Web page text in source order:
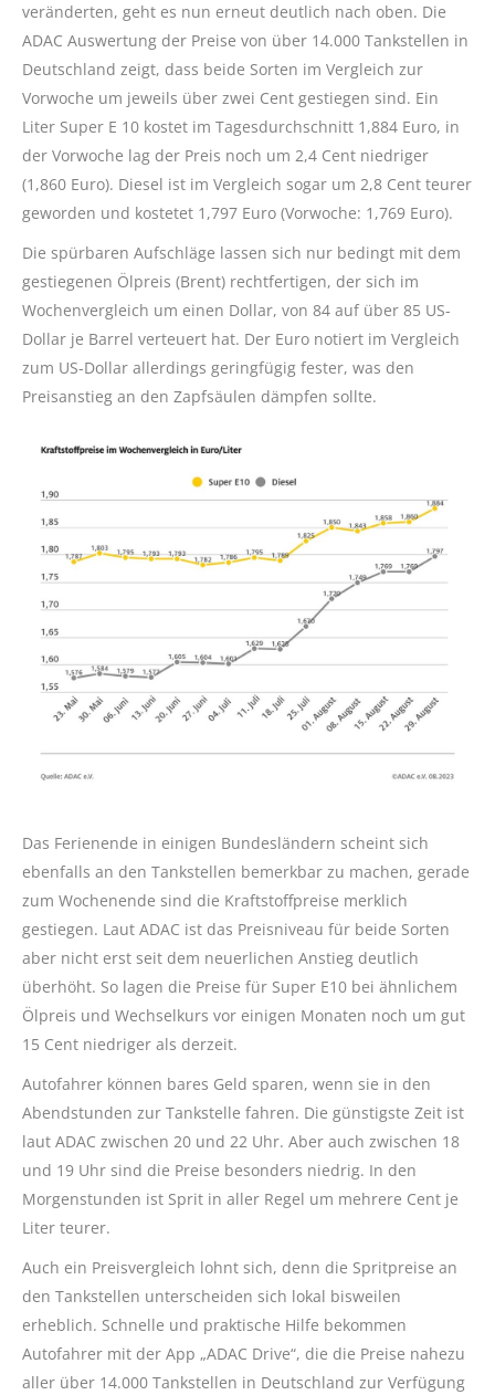
veränderten, geht es nun erneut deutlich nach oben. Die
ADAC Auswertung der Preise von über 14.000 Tankstellen in
Deutschland zeigt, dass beide Sorten im Vergleich zur
Vorwoche um jeweils über zwei Cent gestiegen sind. Ein
Liter Super E 10 kostet im Tagesdurchschnitt 1,884 Euro, in
der Vorwoche lag der Preis noch um 2,4 Cent niedriger
(1,860 Euro). Diesel ist im Vergleich sogar um 2,8 Cent teurer
geworden und kostetet 1,797 Euro (Vorwoche: 1,769 Euro).
Die spürbaren Aufschläge lassen sich nur bedingt mit dem
gestiegenen Ölpreis (Brent) rechtfertigen, der sich im
Wochenvergleich um einen Dollar, von 84 auf über 85 US-
Dollar je Barrel verteuert hat. Der Euro notiert im Vergleich
zum US-Dollar allerdings geringfügig fester, was den
Preisanstieg an den Zapfsäulen dämpfen sollte.
Das Ferienende in einigen Bundesländern scheint sich
ebenfalls an den Tankstellen bemerkbar zu machen, gerade
zum Wochenende sind die Kraftstoffpreise merklich
gestiegen. Laut ADAC ist das Preisniveau für beide Sorten
aber nicht erst seit dem neuerlichen Anstieg deutlich
überhöht. So lagen die Preise für Super E10 bei ähnlichem
Ölpreis und Wechselkurs vor einigen Monaten noch um gut
15 Cent niedriger als derzeit.
Autofahrer können bares Geld sparen, wenn sie in den
Abendstunden zur Tankstelle fahren. Die günstigste Zeit ist
laut ADAC zwischen 20 und 22 Uhr. Aber auch zwischen 18
und 19 Uhr sind die Preise besonders niedrig. In den
Morgenstunden ist Sprit in aller Regel um mehrere Cent je
Liter teurer.
Auch ein Preisvergleich lohnt sich, denn die Spritpreise an
den Tankstellen unterscheiden sich lokal bisweilen
erheblich. Schnelle und praktische Hilfe bekommen
Autofahrer mit der App „ADAC Drive“, die die Preise nahezu
aller über 14.000 Tankstellen in Deutschland zur Verfügung